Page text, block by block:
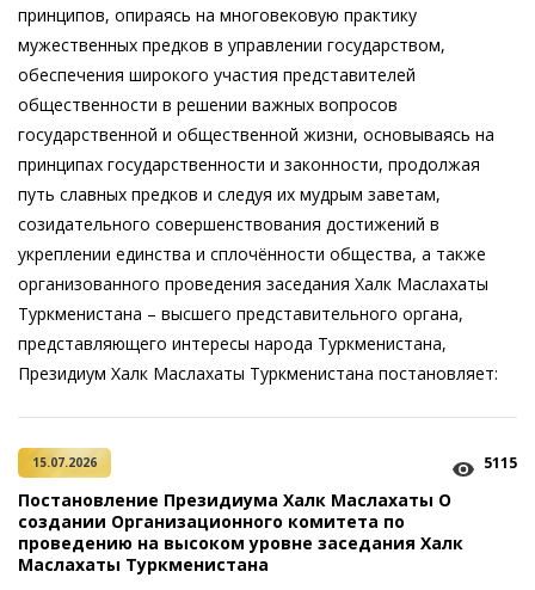
принципов, опираясь на многовековую практику
мужественных предков в управлении государством,
обеспечения широкого участия представителей
общественности в решении важных вопросов
государственной и общественной жизни, основываясь на
принципах государственности и законности, продолжая
путь славных предков и следуя их мудрым заветам,
созидательного совершенствования достижений в
укреплении единства и сплочённости общества, а также
организованного проведения заседания Халк Маслахаты
Туркменистана – высшего представительного органа,
представляющего интересы народа Туркменистана,
Президиум Халк Маслахаты Туркменистана ­постановляет:
15.07.2026 5115
Постановление Президиума Халк Маслахаты О
создании Организационного комитета по
проведению на высоком уровне заседания Халк
Маслахаты Туркменистана